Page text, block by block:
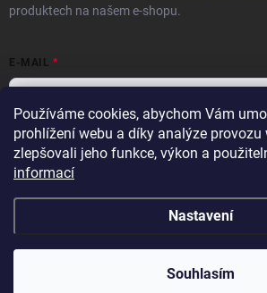
Používáme cookies, abychom Vám
prohlížení webu a díky analýze provozu
zlepšovali jeho funkce, výkon a
informací
Nastavení
Souhlasím
produktech na našem e-shopu.
E-MAIL
Vložením e-mailu souhlasíte spodmínkami
Přihlásit se
papiroverucniky.cz .